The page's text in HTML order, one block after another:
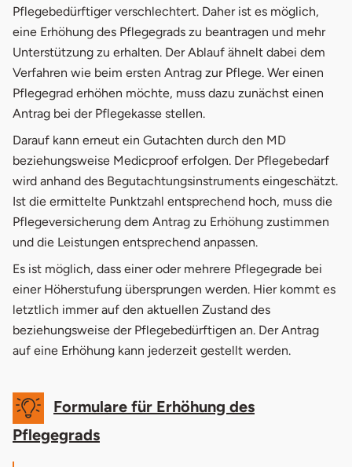
Pflegebedürftiger verschlechtert. Daher ist es möglich,
eine Erhöhung des Pflegegrads zu beantragen und mehr
Unterstützung zu erhalten. Der Ablauf ähnelt dabei dem
Verfahren wie beim ersten Antrag zur Pflege. Wer einen
Pflegegrad erhöhen möchte, muss dazu zunächst einen
Antrag bei der Pflegekasse stellen.
Darauf kann erneut ein Gutachten durch den MD
beziehungsweise Medicproof erfolgen. Der Pflegebedarf
wird anhand des Begutachtungsinstruments eingeschätzt.
Ist die ermittelte Punktzahl entsprechend hoch, muss die
Pflegeversicherung dem Antrag zu Erhöhung zustimmen
und die Leistungen entsprechend anpassen.
Es ist möglich, dass einer oder mehrere Pflegegrade bei
einer Höherstufung übersprungen werden. Hier kommt es
letztlich immer auf den aktuellen Zustand des
beziehungsweise der Pflegebedürftigen an. Der Antrag
auf eine Erhöhung kann jederzeit gestellt werden.
Formulare für Erhöhung des
Pflegegrads